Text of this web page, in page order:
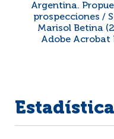
Argentina.
prospecciones /
Marisol Betina
Adobe Acrobat